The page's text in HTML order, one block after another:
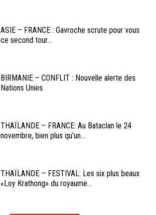
ASIE – FRANCE : Gavroche scrute pour vous
ce second tour...
BIRMANIE – CONFLIT : Nouvelle alerte des
Nations Unies
THAÏLANDE – FRANCE: Au Bataclan le 24
novembre, bien plus qu’un...
THAÏLANDE – FESTIVAL: Les six plus beaux
«Loy Krathong» du royaume...